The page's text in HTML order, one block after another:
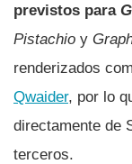
previstos para
Pistachio y
renderizados
Qwaider, por lo
directamente de
terceros.